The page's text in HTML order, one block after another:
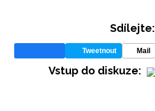
Sdílejte:
Tweetnout Mail
Vstup do diskuze: